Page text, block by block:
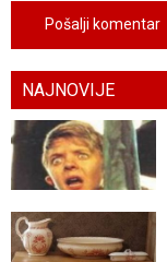
Pošalji komentar
NAJNOVIJE